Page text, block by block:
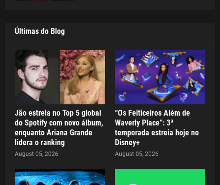
Últimas do Blog
Jão estreia no Top 5 global
do Spotify com novo álbum,
enquanto Ariana Grande
lidera o ranking
August 05, 2026
“Os Feiticeiros Além de
Waverly Place”: 3ª
temporada estreia hoje no
Disney+
August 05, 2026